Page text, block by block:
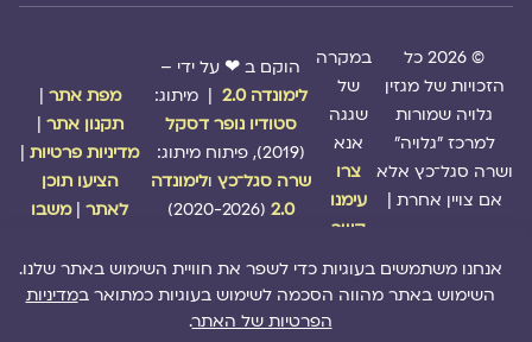
© 2026 כל
הזכויות של מגזין
גלויה שמורות
למרכז "גלויה"
ושרה סגל־כץ אלא
אם צויין אחרת |
במקרה
של
שגגה
אנא
צרו
עימנו
קשר
הוקם ב ❤ על ידי –
לימונדה 2.0
| מיתוג:
סטודיו נופר דסקל
שרה סגל־כץולימונדה
2.0
(2020-2026)
מפת אתר|
תקנון אתר|
מדיניות פרטיות|
הציעו תוכן
לאתר| משבו